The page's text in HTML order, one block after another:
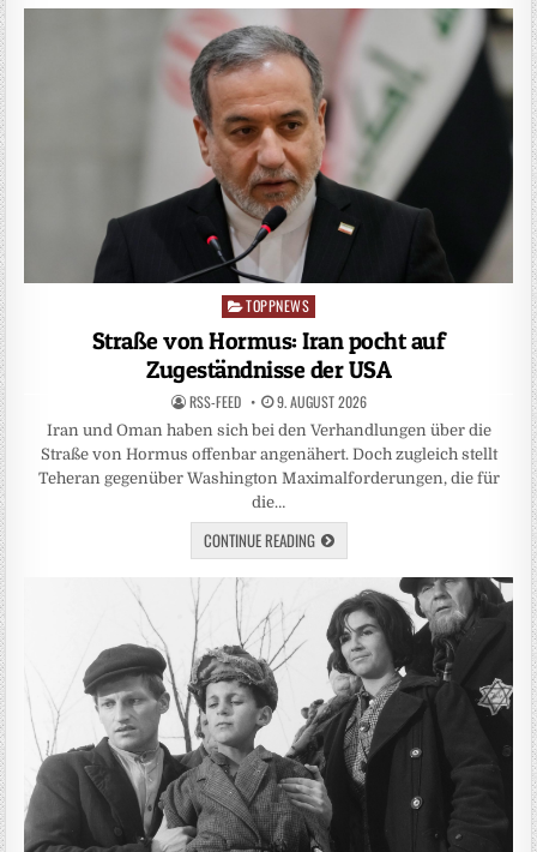
Posted
in
TOPPNEWS
Straße von Hormus: Iran pocht auf
Zugeständnisse der USA
RSS-FEED 9. AUGUST 2026
Iran und Oman haben sich bei den Verhandlungen über die
Straße von Hormus offenbar angenähert. Doch zugleich stellt
Teheran gegenüber Washington Maximalforderungen, die für
die…
CONTINUE READING